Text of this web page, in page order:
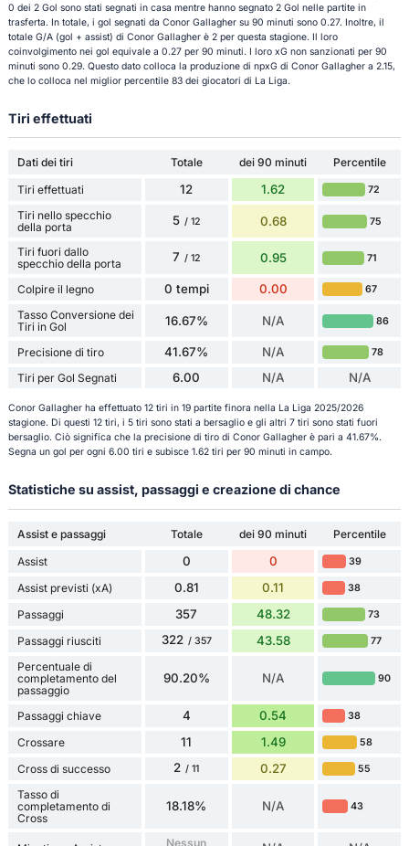
0 dei 2 Gol sono stati segnati in casa mentre hanno segnato 2 Gol nelle partite in
trasferta. In totale, i gol segnati da Conor Gallagher su 90 minuti sono 0.27. Inoltre, il
totale G/A (gol + assist) di Conor Gallagher è 2 per questa stagione. Il loro
coinvolgimento nei gol equivale a 0.27 per 90 minuti. I loro xG non sanzionati per 90
minuti sono 0.29. Questo dato colloca la produzione di npxG di Conor Gallagher a 2.15,
che lo colloca nel miglior percentile 83 dei giocatori di La Liga.
Tiri effettuati
Dati dei tiri Totale dei 90 minuti
Percentile
Tiri effettuati
12 1.62 72
Tiri nello specchio
della porta
5 / 12 0.68 75
Tiri fuori dallo
specchio della porta
7 / 12 0.95 71
Colpire il legno 0 tempi 0.00 67
Tasso Conversione dei
Tiri in Gol
16.67% N/A 86
Precisione di tiro 41.67% N/A 78
Tiri per Gol Segnati 6.00 N/A N/A
Conor Gallagher ha effettuato 12 tiri in 19 partite finora nella La Liga 2025/2026
stagione. Di questi 12 tiri, i 5 tiri sono stati a bersaglio e gli altri 7 tiri sono stati fuori
bersaglio. Ciò significa che la precisione di tiro di Conor Gallagher è pari a 41.67%.
Segna un gol per ogni 6.00 tiri e subisce 1.62 tiri per 90 minuti in campo.
Statistiche su assist, passaggi e creazione di chance
Assist e passaggi Totale dei 90 minuti
Percentile
Assist
0 0 39
Assist previsti (xA) 0.81 0.11 38
Passaggi 357 48.32 73
Passaggi riusciti 322 / 357 43.58 77
Percentuale di
completamento del
passaggio
90.20% N/A 90
Passaggi chiave 4 0.54 38
Crossare 11 1.49 58
Cross di successo 2 / 11 0.27 55
Tasso di
completamento di
Cross
18.18% N/A 43
Nessun